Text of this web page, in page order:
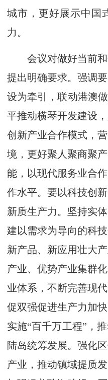
城市，更好展示中国
力。
会议对做好当前和
提出明确要求。强调
设为牵引，联动港澳
平推动横琴开发建设
创新产业合作模式，
境，更好聚人聚商聚
能，以现代服务业合
作水平。要以科技创
新质生产力。坚持实
建以需求为导向的科
新产品、新应用壮大
产业、优势产业集群
业体系，不断完善现
促双强促进生产力加
实施“百千万工程”，
陆岛统筹发展。强化
产业，推动镇域提质